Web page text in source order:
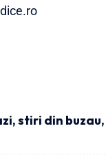
,stiri din buzau,